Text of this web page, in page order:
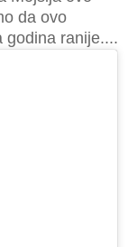
da ovo
godina ranije....